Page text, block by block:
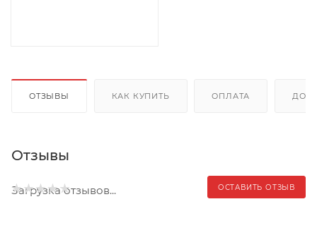
ОТЗЫВЫ КАК КУПИТЬ ОПЛАТА
Отзывы
ОСТАВИТЬ ОТЗЫВ
Загрузка отзывов...